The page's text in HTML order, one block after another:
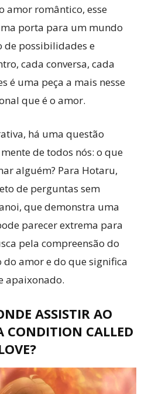
amor romântico, esse
porta para um mundo
de possibilidades e
cada conversa, cada
é uma peça a mais nesse
que é o amor.
há uma questão
de todos nós: o que
alguém? Para Hotaru,
de perguntas sem
que demonstra uma
parecer extrema para
pela compreensão do
amor e do que significa
apaixonado.
ASSISTIR AO
CONDITION CALLED